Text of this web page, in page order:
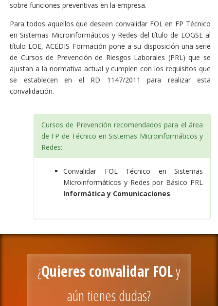
sobre funciones preventivas en la empresa.
Para todos aquellos que deseen convalidar FOL en FP Técnico
en Sistemas Microinformáticos y Redes del título de LOGSE al
título LOE, ACEDIS Formación pone a su disposición una serie
de Cursos de Prevención de Riesgos Laborales (PRL) que se
ajustan a la normativa actual y cumplen con los requisitos que
se establecen en el RD 1147/2011 para realizar esta
convalidación.
Cursos de Prevención recomendados para el área
de FP de Técnico en Sistemas Microinformáticos y
Redes:
Convalidar FOL Técnico en Sistemas
Microinformáticos y Redes por Básico PRL
Informática y Comunicaciones
¿Quieres convalidar FOLy
aún tienes dudas?